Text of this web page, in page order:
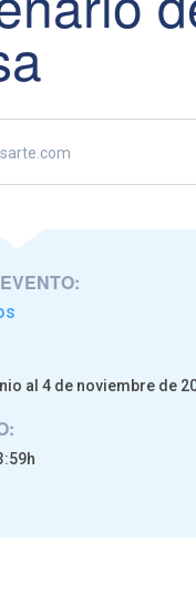
al 4 de noviembre de